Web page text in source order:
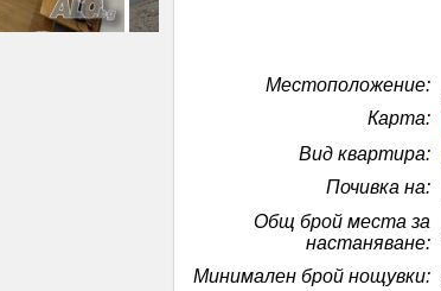
Местоположение:
Карта:
Вид квартира:
Почивка на:
Общ брой места за
настаняване:
Минимален брой нощувки: